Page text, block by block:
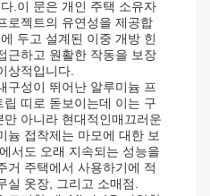
.이 문은 개인 주택 소유자
로젝트의 유연성을 제공합
두고 설계된 이중 개방 힌
근하고 원활한 작동을 보장
상적입니다.
구성이 뛰어난 알루미늄 프
띠로 돋보이는데 이는 구
아니라 현대적인매끄러운
늄 접착제는 마모에 대한 보
서도 오래 지속되는 성능을
거 주택에서 사용하기에 적
실 옷장, 그리고 소매점.